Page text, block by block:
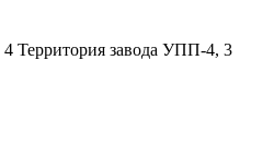
Территория завода УПП-4, 3